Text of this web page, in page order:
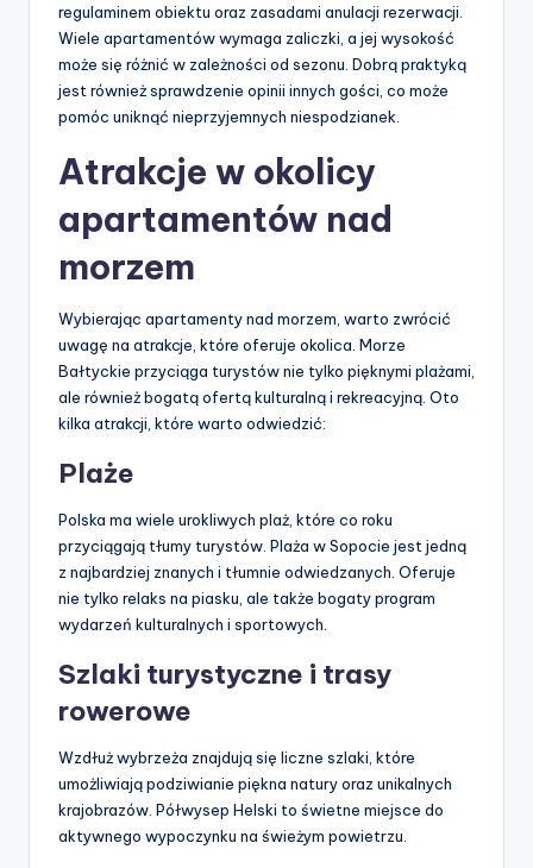
regulaminem obiektu oraz zasadami anulacji rezerwacji.
Wiele apartamentów wymaga zaliczki, a jej wysokość
może się różnić w zależności od sezonu. Dobrą praktyką
jest również sprawdzenie opinii innych gości, co może
pomóc uniknąć nieprzyjemnych niespodzianek.
Atrakcje w okolicy
apartamentów nad
morzem
Wybierając apartamenty nad morzem, warto zwrócić
uwagę na atrakcje, które oferuje okolica. Morze
Bałtyckie przyciąga turystów nie tylko pięknymi plażami,
ale również bogatą ofertą kulturalną i rekreacyjną. Oto
kilka atrakcji, które warto odwiedzić:
Plaże
Polska ma wiele urokliwych plaż, które co roku
przyciągają tłumy turystów. Plaża w Sopocie jest jedną
z najbardziej znanych i tłumnie odwiedzanych. Oferuje
nie tylko relaks na piasku, ale także bogaty program
wydarzeń kulturalnych i sportowych.
Szlaki turystyczne i trasy
rowerowe
Wzdłuż wybrzeża znajdują się liczne szlaki, które
umożliwiają podziwianie piękna natury oraz unikalnych
krajobrazów. Półwysep Helski to świetne miejsce do
aktywnego wypoczynku na świeżym powietrzu.